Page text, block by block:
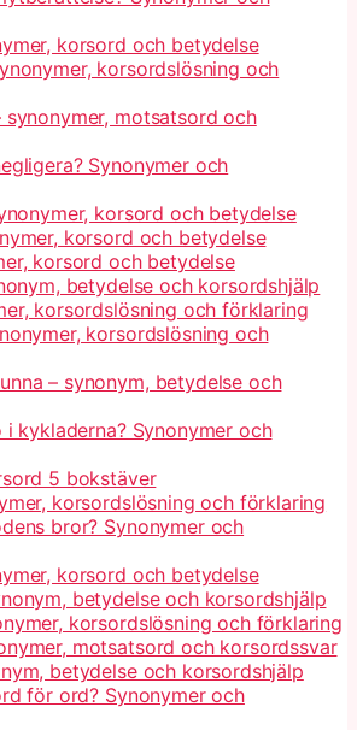
korsord och betydelse
korsordslösning och
synonymer, motsatsord och
Synonymer och
korsord och betydelse
korsord och betydelse
korsord och betydelse
betydelse och korsordshjälp
korsordslösning och förklaring
korsordslösning och
– synonym, betydelse och
kykladerna? Synonymer och
5 bokstäver
korsordslösning och förklaring
bror? Synonymer och
korsord och betydelse
betydelse och korsordshjälp
korsordslösning och förklaring
motsatsord och korsordssvar
betydelse och korsordshjälp
för ord? Synonymer och